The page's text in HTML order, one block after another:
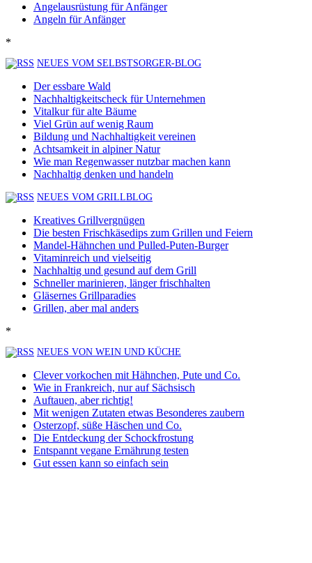
Angelausrüstung für Anfänger
Angeln für Anfänger
*
NEUES VOM SELBSTSORGER-BLOG
Der essbare Wald
Nachhaltigkeitscheck für Unternehmen
Vitalkur für alte Bäume
Viel Grün auf wenig Raum
Bildung und Nachhaltigkeit vereinen
Achtsamkeit in alpiner Natur
Wie man Regenwasser nutzbar machen kann
Nachhaltig denken und handeln
NEUES VOM GRILLBLOG
Kreatives Grillvergnügen
Die besten Frischkäsedips zum Grillen und Feiern
Mandel-Hähnchen und Pulled-Puten-Burger
Vitaminreich und vielseitig
Nachhaltig und gesund auf dem Grill
Schneller marinieren, länger frischhalten
Gläsernes Grillparadies
Grillen, aber mal anders
*
NEUES VON WEIN UND KÜCHE
Clever vorkochen mit Hähnchen, Pute und Co.
Wie in Frankreich, nur auf Sächsisch
Auftauen, aber richtig!
Mit wenigen Zutaten etwas Besonderes zaubern
Osterzopf, süße Häschen und Co.
Die Entdeckung der Schockfrostung
Entspannt vegane Ernährung testen
Gut essen kann so einfach sein